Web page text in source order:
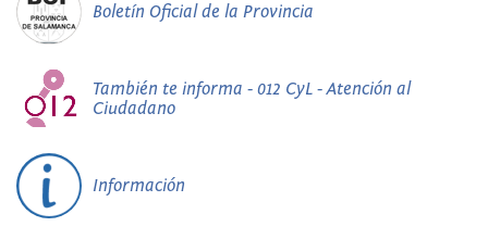
Boletín Oficial de la Provincia
También te informa - 012 CyL - Atención al
Ciudadano
Información